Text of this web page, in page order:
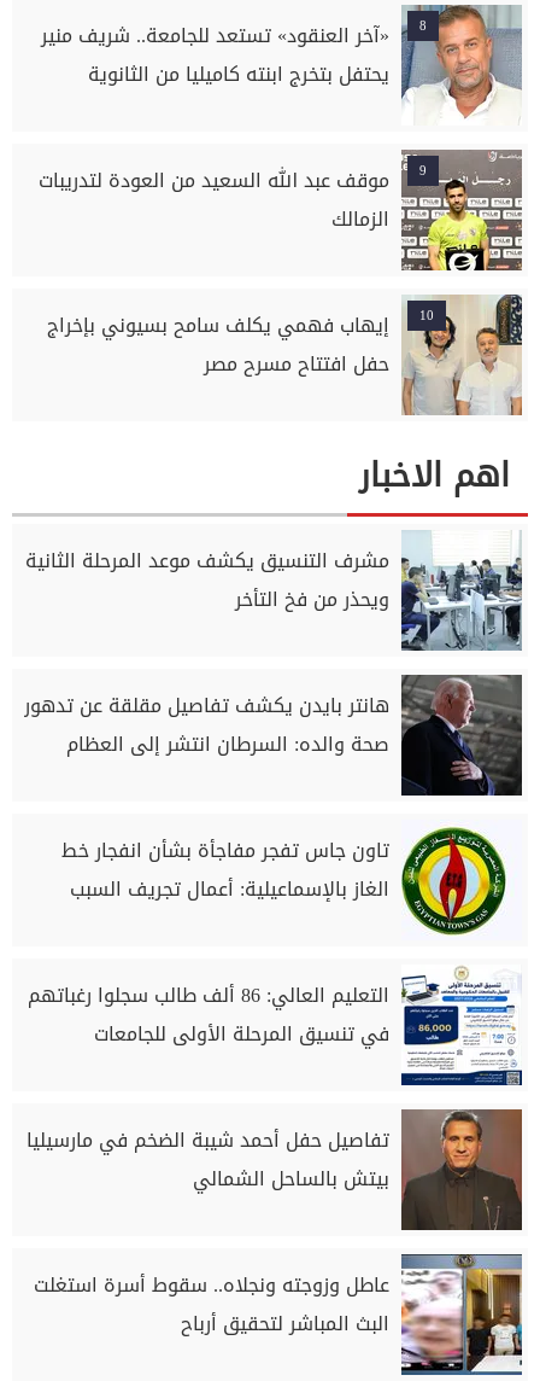
8
«آخر العنقود» تستعد للجامعة.. شريف منير
يحتفل بتخرج ابنته كاميليا من الثانوية
9
موقف عبد الله السعيد من العودة لتدريبات
الزمالك
10
إيهاب فهمي يكلف سامح بسيوني بإخراج
حفل افتتاح مسرح مصر
اهم الاخبار
مشرف التنسيق يكشف موعد المرحلة الثانية
ويحذر من فخ التأخر
هانتر بايدن يكشف تفاصيل مقلقة عن تدهور
صحة والده: السرطان انتشر إلى العظام
تاون جاس تفجر مفاجأة بشأن انفجار خط
الغاز بالإسماعيلية: أعمال تجريف السبب
التعليم العالي: 86 ألف طالب سجلوا رغباتهم
في تنسيق المرحلة الأولى للجامعات
تفاصيل حفل أحمد شيبة الضخم في مارسيليا
بيتش بالساحل الشمالي
عاطل وزوجته ونجلاه.. سقوط أسرة استغلت
البث المباشر لتحقيق أرباح